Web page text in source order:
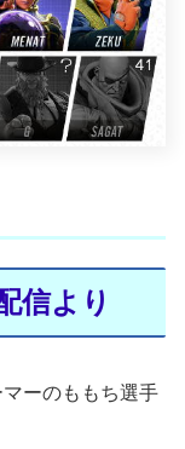
信より
ーのももち選手